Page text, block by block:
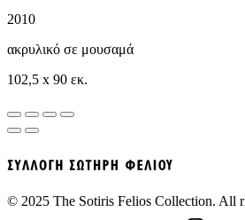
2010
ακρυλικό σε μουσαμά
102,5 x 90 εκ.
© 2025 The Sotiris Felios Collection. All